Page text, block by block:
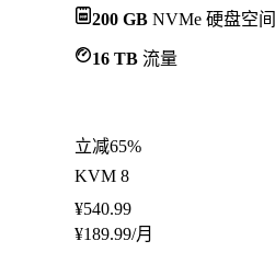
200 GB NVMe 硬盘空间
16 TB 流量
立减65%
KVM 8
¥540.99
¥189.99/月